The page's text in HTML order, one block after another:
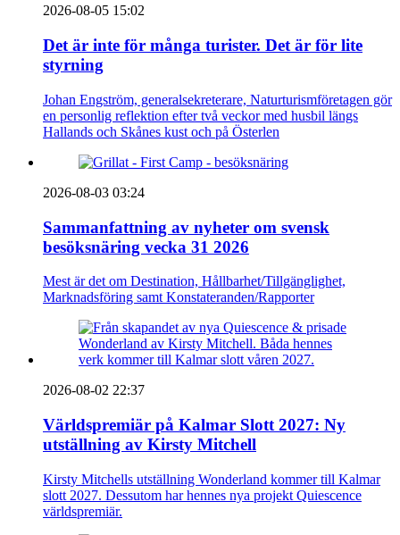
2026-08-05 15:02
Det är inte för många turister. Det är för lite
styrning
Johan Engström, generalsekreterare, Naturturismföretagen gör
en personlig reflektion efter två veckor med husbil längs
Hallands och Skånes kust och på Österlen
2026-08-03 03:24
Sammanfattning av nyheter om svensk
besöksnäring vecka 31 2026
Mest är det om Destination, Hållbarhet/Tillgänglighet,
Marknadsföring samt Konstateranden/Rapporter
2026-08-02 22:37
Världspremiär på Kalmar Slott 2027: Ny
utställning av Kirsty Mitchell
Kirsty Mitchells utställning Wonderland kommer till Kalmar
slott 2027. Dessutom har hennes nya projekt Quiescence
världspremiär.